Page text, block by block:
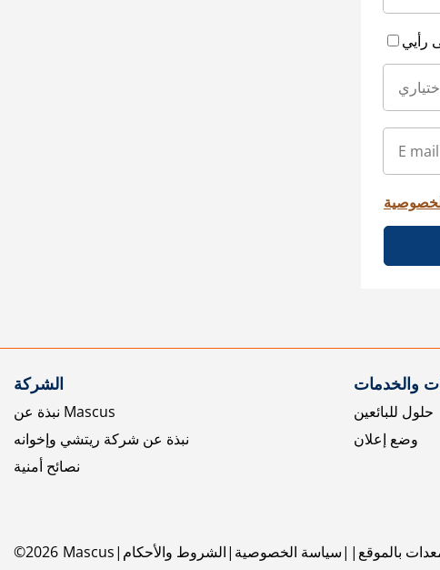
الشركة
نبذة عن Mascus
نبذة عن شركة ريتشي وإخوانه
نصائح أمنية
والخدمات
حلول للبائعين
وضع إعلان
©2026 Mascus الشروط والأحكام سياسة الخصوصية بالموقع